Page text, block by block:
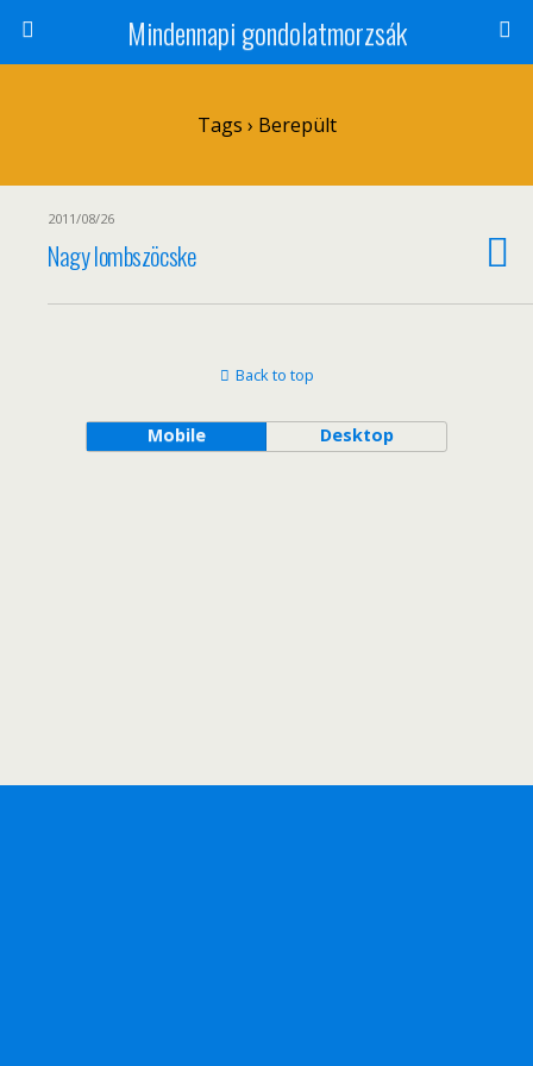
Mindennapi gondolatmorzsák
Tags › Berepült
2011/08/26
Nagy lombszöcske
Back to top
Mobile Desktop